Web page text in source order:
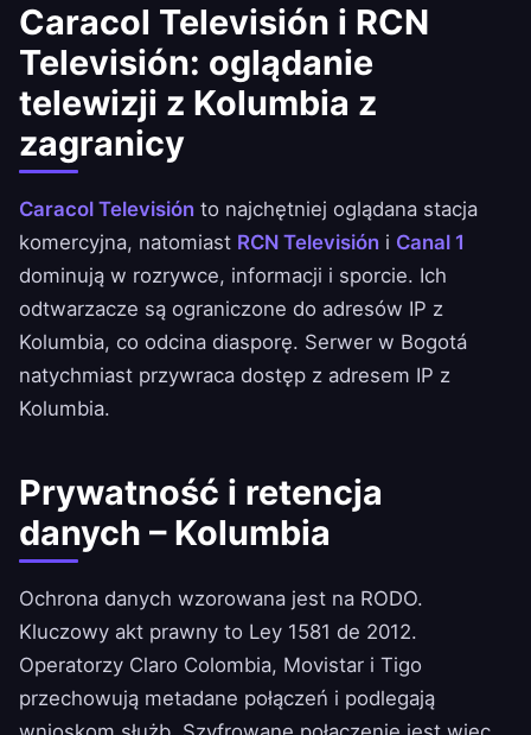
Caracol Televisión i RCN
Televisión: oglądanie
telewizji z Kolumbia z
zagranicy
Caracol Televisión to najchętniej oglądana stacja
komercyjna, natomiast RCN Televisión i Canal 1
dominują w rozrywce, informacji i sporcie. Ich
odtwarzacze są ograniczone do adresów IP z
Kolumbia, co odcina diasporę. Serwer w Bogotá
natychmiast przywraca dostęp z adresem IP z
Kolumbia.
Prywatność i retencja
danych – Kolumbia
Ochrona danych wzorowana jest na RODO.
Kluczowy akt prawny to Ley 1581 de 2012.
Operatorzy Claro Colombia, Movistar i Tigo
przechowują metadane połączeń i podlegają